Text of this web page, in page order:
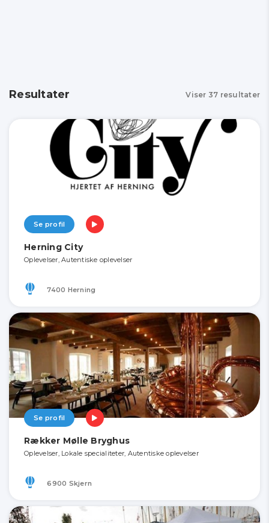
Resultater Viser 37 resultater
Se profil
Herning City
Oplevelser, Autentiske oplevelser
7400 Herning
Se profil
Rækker Mølle Bryghus
Oplevelser, Lokale specialiteter, Autentiske oplevelser
6900 Skjern